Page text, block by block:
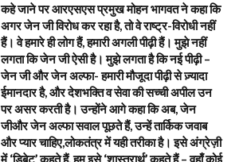
कहे जाने पर आरएसएस प्रमुख मोहन भागवत ने कहा कि
अगर जेन जी विरोध कर रहा है, तो वे राष्ट्र-विरोधी नहीं
हैं। वे हमारे ही लोग हैं, हमारी अगली पीढ़ी हैं। मुझे नहीं
लगता कि जेन जी ऐसी है। मुझे लगता है कि नई पीढ़ी –
जेन जी और जेन अल्फा- हमारी मौजूदा पीढ़ी से ज़्यादा
ईमानदार है, और देशभक्ति व सेवा की सच्ची अपील उन
पर असर करती है। उन्होंने आगे कहा कि अब, जेन
जीऔर जेन अल्फा सवाल पूछते हैं, उन्हें तार्किक जवाब
और प्यार चाहिए,लोकतंत्र में यही तरीका है। इसे अंग्रेज़ी
में ‘डिबेट’ कहते हैं, हम इसे ‘शास्त्रार्थ’ कहते हैं – वहाँ कोई